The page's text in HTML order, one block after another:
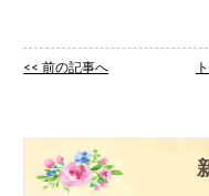
<< 前の記事へ